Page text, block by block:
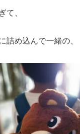
て、
詰め込んで一緒の、